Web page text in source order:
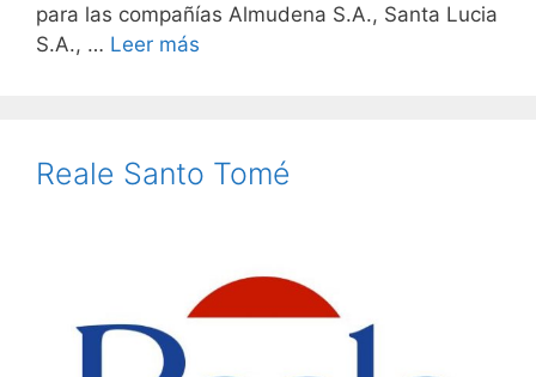
para las compañías Almudena S.A., Santa Lucia
S.A., … Leer más
Reale Santo Tomé